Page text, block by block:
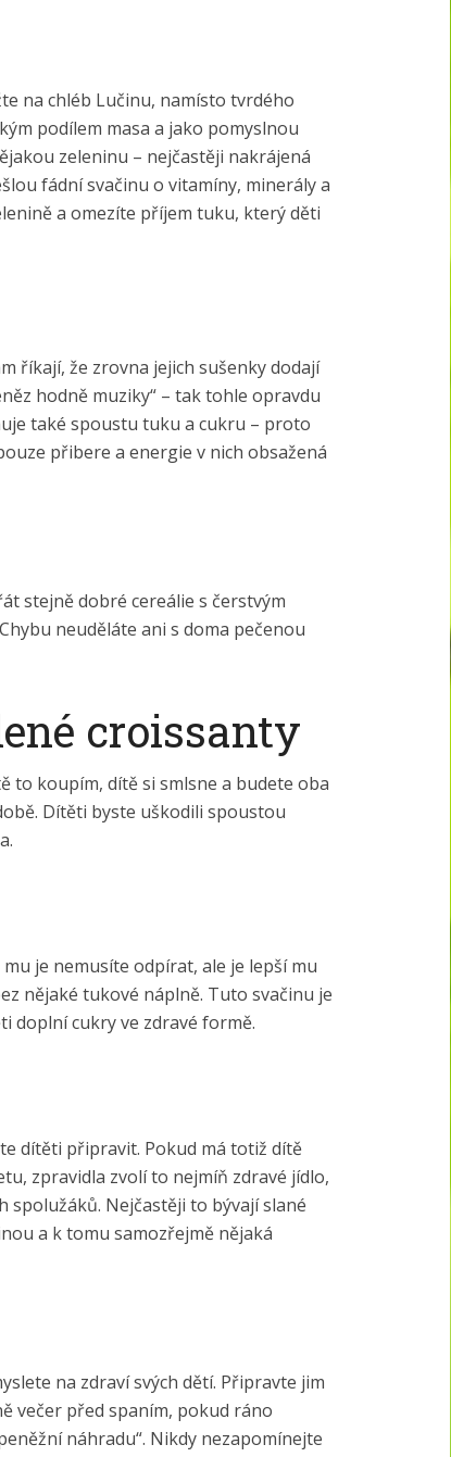
na chléb Lučinu, namísto tvrdého
podílem masa a jako pomyslnou
zeleninu – nejčastěji nakrájená
fádní svačinu o vitamíny, minerály a
a omezíte příjem tuku, který děti
říkají, že zrovna jejich sušenky dodají
hodně muziky“ – tak tohle opravdu
také spoustu tuku a cukru – proto
přibere a energie v nich obsažená
stejně dobré cereálie s čerstvým
neuděláte ani s doma pečenou
croissanty
to koupím, dítě si smlsne a budete oba
Dítěti byste uškodili spoustou
je nemusíte odpírat, ale je lepší mu
nějaké tukové náplně. Tuto svačinu je
doplní cukry ve zdravé formě.
dítěti připravit. Pokud má totiž dítě
zpravidla zvolí to nejmíň zdravé jídlo,
spolužáků. Nejčastěji to bývají slané
a k tomu samozřejmě nějaká
na zdraví svých dětí. Připravte jim
večer před spaním, pokud ráno
náhradu“. Nikdy nezapomínejte